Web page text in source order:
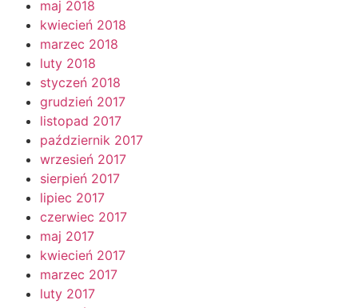
maj 2018
kwiecień 2018
marzec 2018
luty 2018
styczeń 2018
grudzień 2017
listopad 2017
październik 2017
wrzesień 2017
sierpień 2017
lipiec 2017
czerwiec 2017
maj 2017
kwiecień 2017
marzec 2017
luty 2017